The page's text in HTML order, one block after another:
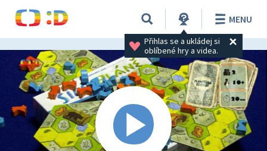
Přihlas se a ukládej si
oblíbené hry a videa.
MENU